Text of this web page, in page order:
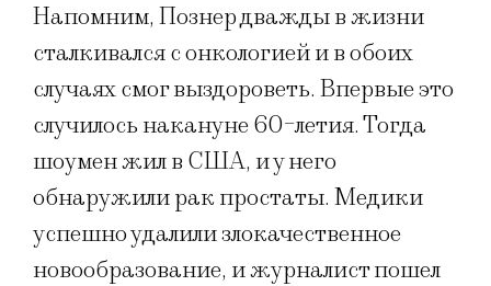
Напомним, Познер дважды в жизни
сталкивался с онкологией и в обоих
случаях смог выздороветь. Впервые это
случилось накануне 60-летия. Тогда
шоумен жил в США, и у него
обнаружили рак простаты. Медики
успешно удалили злокачественное
новообразование, и журналист пошел